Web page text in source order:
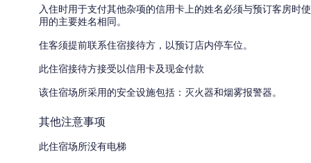
入住时用于支付其他杂项的信用卡上的姓名必须与预订客房时使
用的主要姓名相同。
住客须提前联系住宿接待方，以预订店内停车位。
此住宿接待方接受以信用卡及现金付款
该住宿场所采用的安全设施包括：灭火器和烟雾报警器。
其他注意事项
此住宿场所没有电梯